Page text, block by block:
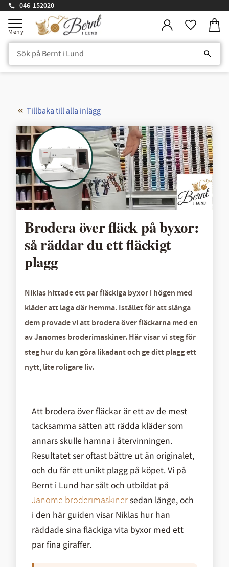
Meny
046-152020
Tillbaka till alla inlägg
Brodera över fläck på byxor:
så räddar du ett fläckigt
plagg
Niklas hittade ett par fläckiga byxor i högen med
kläder att laga där hemma. Istället för att slänga
dem provade vi att brodera över fläckarna med en
av Janomes broderimaskiner. Här visar vi steg för
steg hur du kan göra likadant och ge ditt plagg ett
nytt, lite roligare liv.
Att brodera över fläckar är ett av de mest
tacksamma sätten att rädda kläder som
annars skulle hamna i återvinningen.
Resultatet ser oftast bättre ut än originalet,
och du får ett unikt plagg på köpet. Vi på
Bernt i Lund har sålt och utbildat på
Janome broderimaskinersedan länge, och
i den här guiden visar Niklas hur han
räddade sina fläckiga vita byxor med ett
par fina giraffer.